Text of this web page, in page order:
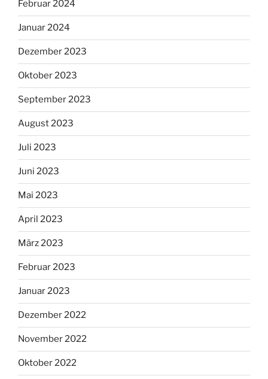
Februar 2024
Januar 2024
Dezember 2023
Oktober 2023
September 2023
August 2023
Juli 2023
Juni 2023
Mai 2023
April 2023
März 2023
Februar 2023
Januar 2023
Dezember 2022
November 2022
Oktober 2022